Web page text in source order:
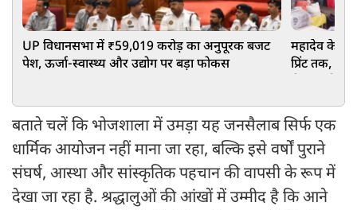
UP विधानसभा में ₹59,019 करोड़ का अनुपूरक बजट
पेश, ऊर्जा-स्वास्थ्य और उद्योग पर बड़ा फोकस
महादेव के
प्रिंट तक,
बताते चलें कि भोजशाला में उमड़ा यह जनसैलाब सिर्फ एक
धार्मिक आयोजन नहीं माना जा रहा, बल्कि इसे वर्षों पुराने
संघर्ष, आस्था और सांस्कृतिक पहचान की वापसी के रूप में
देखा जा रहा है. श्रद्धालुओं की आंखों में उम्मीद है कि आने